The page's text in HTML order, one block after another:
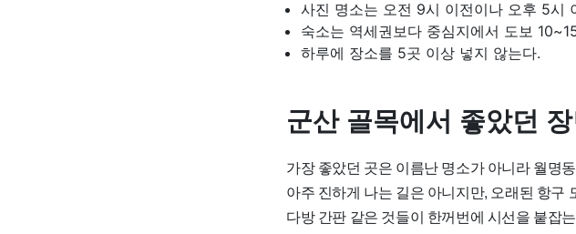
사진 명소는 오전 9시 이전이나 오후 5시
숙소는 역세권보다 중심지에서 도보
하루에 장소를 5곳 이상 넣지 않는다.
군산 골목에서 좋았던
가장 좋았던 곳은 이름난 명소가 아니라 월명
아주 진하게 나는 길은 아니지만, 오래된 항구
다방 간판 같은 것들이 한꺼번에 시선을 붙잡